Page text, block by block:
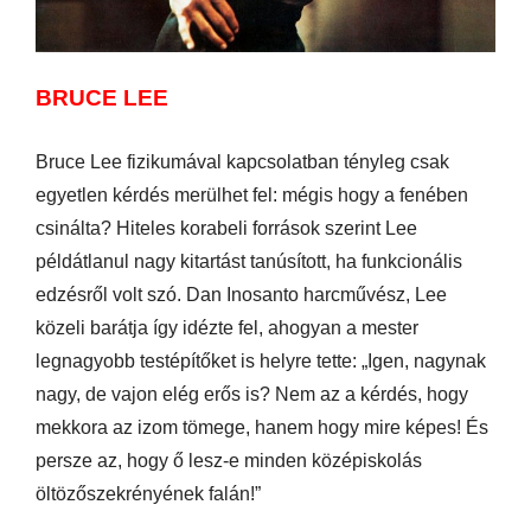
BRUCE LEE
Bruce Lee fizikumával kapcsolatban tényleg csak
egyetlen kérdés merülhet fel: mégis hogy a fenében
csinálta? Hiteles korabeli források szerint Lee
példátlanul nagy kitartást tanúsított, ha funkcionális
edzésről volt szó. Dan Inosanto harcművész, Lee
közeli barátja így idézte fel, ahogyan a mester
legnagyobb testépítőket is helyre tette: „Igen, nagynak
nagy, de vajon elég erős is? Nem az a kérdés, hogy
mekkora az izom tömege, hanem hogy mire képes! És
persze az, hogy ő lesz-e minden középiskolás
öltözőszekrényének falán!”